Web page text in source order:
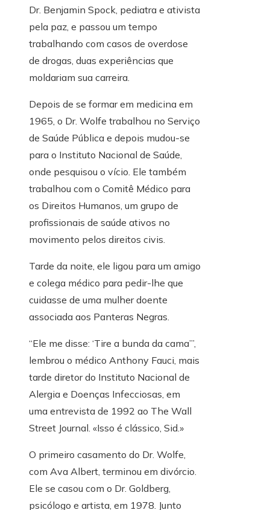
Dr. Benjamin Spock, pediatra e ativista
pela paz, e passou um tempo
trabalhando com casos de overdose
de drogas, duas experiências que
moldariam sua carreira.
Depois de se formar em medicina em
1965, o Dr. Wolfe trabalhou no Serviço
de Saúde Pública e depois mudou-se
para o Instituto Nacional de Saúde,
onde pesquisou o vício. Ele também
trabalhou com o Comitê Médico para
os Direitos Humanos, um grupo de
profissionais de saúde ativos no
movimento pelos direitos civis.
Tarde da noite, ele ligou para um amigo
e colega médico para pedir-lhe que
cuidasse de uma mulher doente
associada aos Panteras Negras.
“Ele me disse: ‘Tire a bunda da cama’”,
lembrou o médico Anthony Fauci, mais
tarde diretor do Instituto Nacional de
Alergia e Doenças Infecciosas, em
uma entrevista de 1992 ao The Wall
Street Journal. «Isso é clássico, Sid.»
O primeiro casamento do Dr. Wolfe,
com Ava Albert, terminou em divórcio.
Ele se casou com o Dr. Goldberg,
psicólogo e artista, em 1978. Junto